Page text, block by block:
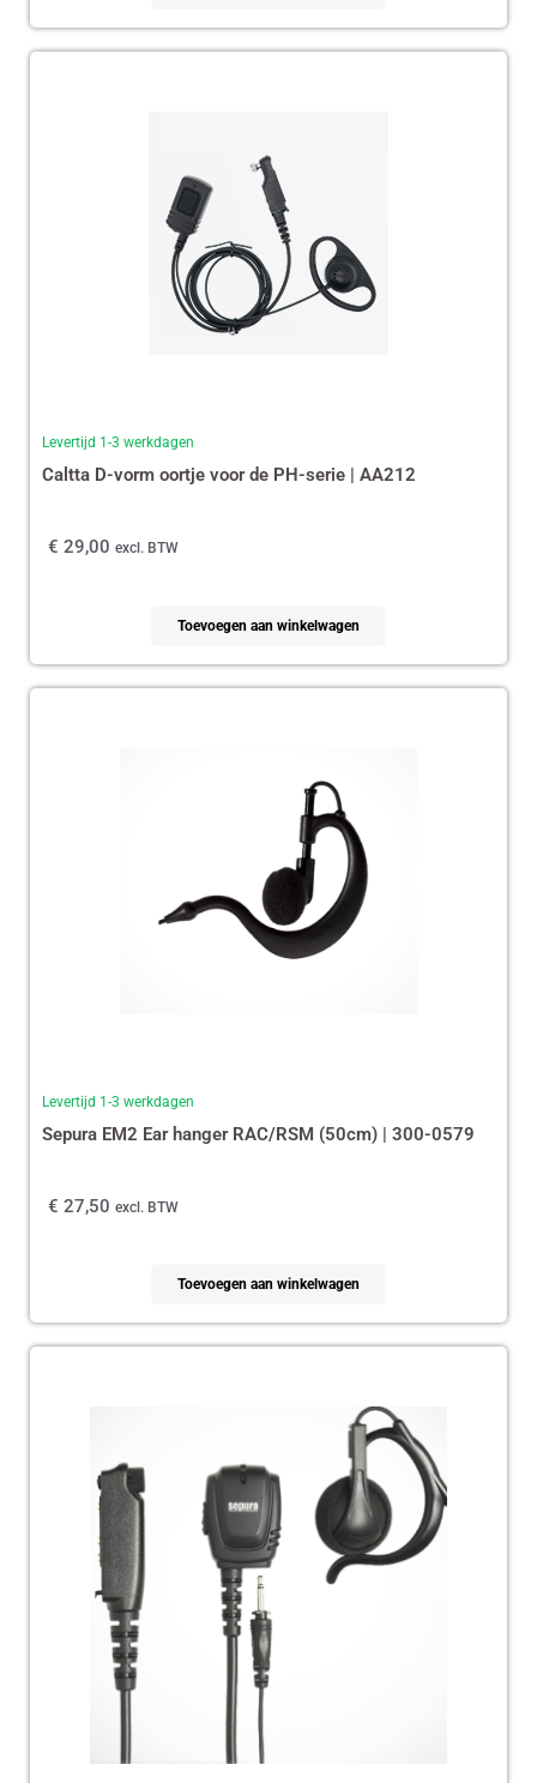
Levertijd 1-3 werkdagen
Caltta D-vorm oortje voor de PH-serie | AA212
€ 29,00 excl. BTW
Toevoegen aan winkelwagen
Levertijd 1-3 werkdagen
Sepura EM2 Ear hanger RAC/RSM (50cm) | 300-0579
€ 27,50 excl. BTW
Toevoegen aan winkelwagen